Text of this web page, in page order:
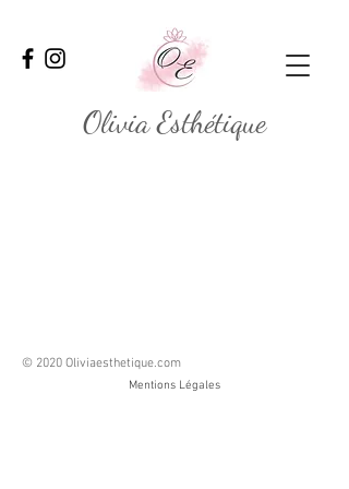
Olivia Esthétique
© 2020 Oliviaesthetique.com
Mentions Légales